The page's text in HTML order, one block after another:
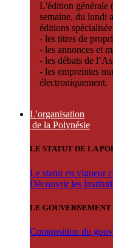
L'édition générale
semaine, du lundi
éditions
- les titres de
- les annonces et
- les débats de
- les empreintes
électroniquement.
L'organisation
de la Polynésie
LE STATUT DE LA
Le statut en vigueur
Découvrir les
LE GOUVERNEMENT
Composition du